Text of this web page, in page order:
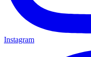
Instagram